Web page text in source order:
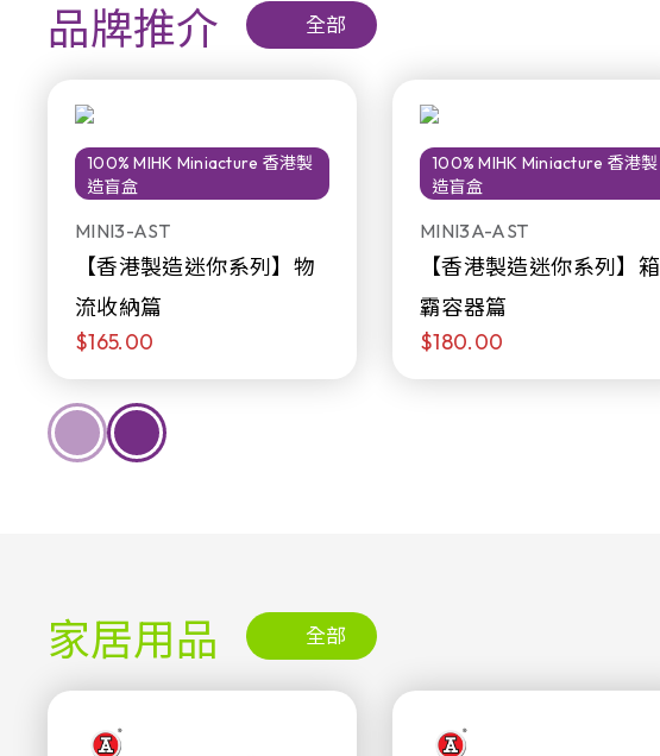
品牌推介 全部
100% MIHK Miniacture 香港製
造盲盒
MINI3-AST
【香港製造迷你系列】物
流收納篇
$165.00
100% MIHK Miniacture 香港製
造盲盒
MINI3A-AST
【香港製造迷你系列】箱
霸容器篇
$180.00
家居用品 全部